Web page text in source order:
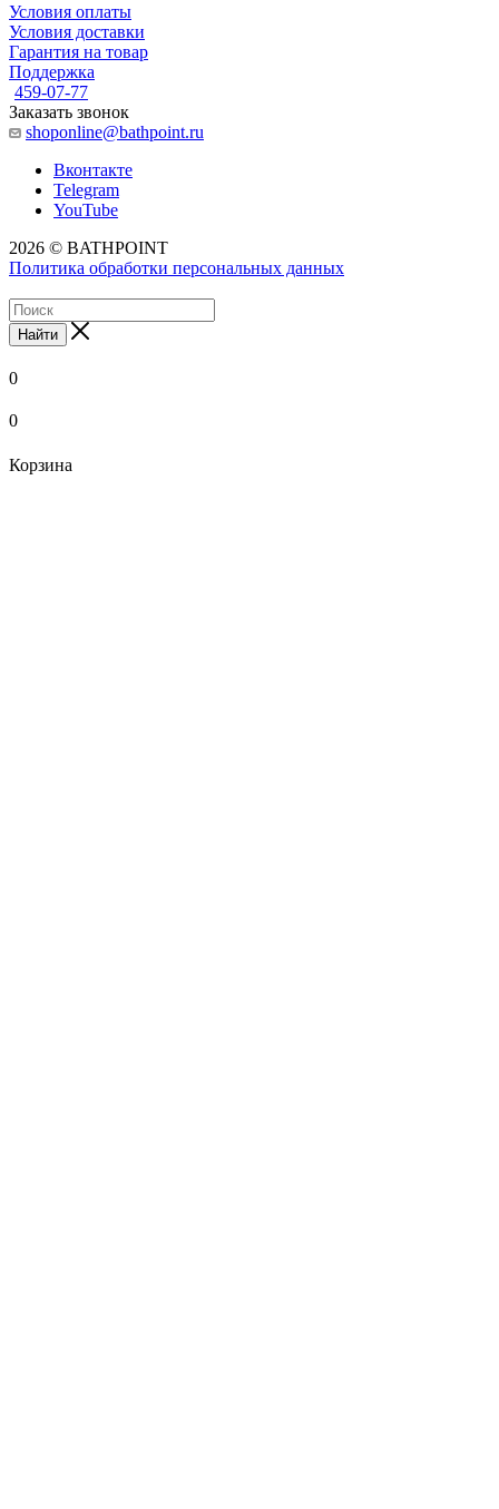
Условия оплаты
Условия доставки
Гарантия на товар
Поддержка
459-07-77
Заказать звонок
shoponline@bathpoint.ru
Вконтакте
Telegram
YouTube
2026 © BATHPOINT
Политика обработки персональных данных
Найти
0
0
Корзина